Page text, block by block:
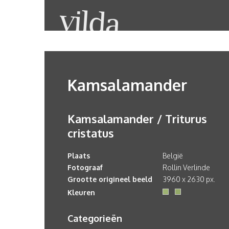
Kamsalamander
Kamsalamander / Triturus
cristatus
Plaats
België
Fotograaf
Rollin Verlinde
Grootte origineel beeld
3960 x 2630 px.
Kleuren
Categorieën